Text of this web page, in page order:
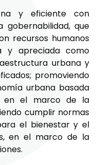
y eficiente con
que
recursos humanos
y apreciada como
urbana y
promoviendo
urbana basada
en el marco de la
cumplir normas
el bienestar y el
en el marco de la